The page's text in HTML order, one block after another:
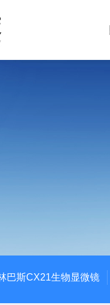
巴斯CX21生物显微镜